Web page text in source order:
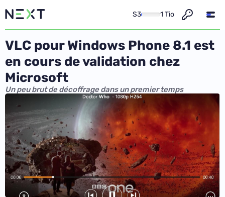
S3 1 Tio
VLC pour Windows Phone 8.1 est
en cours de validation chez
Microsoft
Un peu brut de décoffrage dans un premier temps